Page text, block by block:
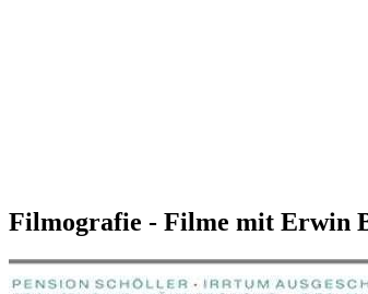
Filmografie - Filme mit Erwin